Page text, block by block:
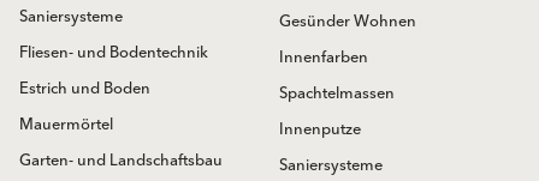
Saniersysteme
Fliesen- und Bodentechnik
Estrich und Boden
Mauermörtel
Garten- und Landschaftsbau
Gesünder Wohnen
Innenfarben
Spachtelmassen
Innenputze
Saniersysteme